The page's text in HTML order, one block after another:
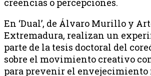
En ‘Dual’, de Álvaro Murillo y
Extremadura, realizan un
parte de la tesis doctoral del
sobre el movimiento creativo
para prevenir el envejecimiento